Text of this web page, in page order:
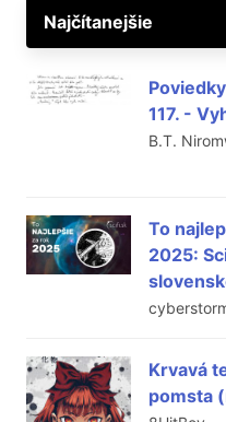
Najčítanejšie
117. -
B.T.
To
2025:
Krvavá
pomsta